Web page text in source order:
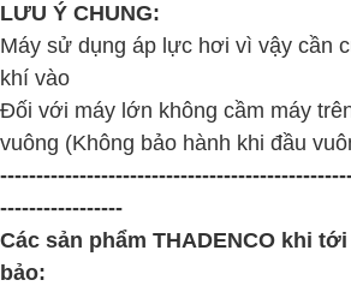
LƯU Ý CHUNG:
Máy sử dụng áp lực hơi vì vậy cần
khí vào
Đối với máy lớn không cầm máy
vuông (Không bảo hành khi đầu
-----------------
Các sản phẩm THADENCO khi tới
bảo: